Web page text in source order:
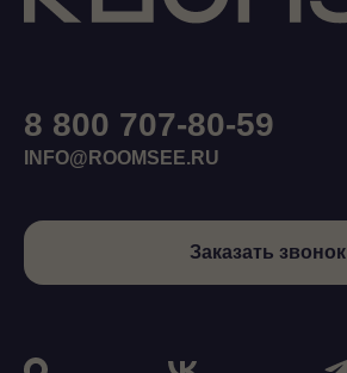
8 800 707-80-59
INFO@ROOMSEE.RU
Заказать звонок